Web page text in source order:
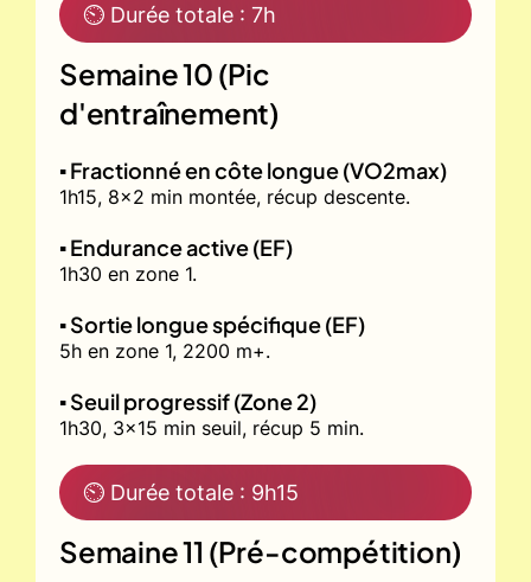
⏲ Durée totale : 7h
Semaine 10 (Pic
d'entraînement)
▪️ Fractionné en côte longue (VO2max)
1h15, 8x2 min montée, récup descente.
▪️ Endurance active (EF)
1h30 en zone 1.
▪️ Sortie longue spécifique (EF)
5h en zone 1, 2200 m+.
▪️ Seuil progressif (Zone 2)
1h30, 3x15 min seuil, récup 5 min.
⏲ Durée totale : 9h15
Semaine 11 (Pré-compétition)